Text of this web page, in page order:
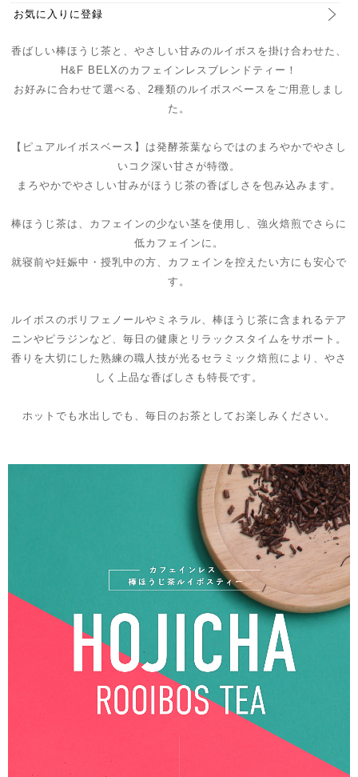
お気に入りに登録
香ばしい棒ほうじ茶と、やさしい甘みのルイボスを掛け合わせた、
H&F BELXのカフェインレスブレンドティー！
お好みに合わせて選べる、2種類のルイボスベースをご用意しまし
た。
【ピュアルイボスベース】は発酵茶葉ならではのまろやかでやさし
いコク深い甘さが特徴。
まろやかでやさしい甘みがほうじ茶の香ばしさを包み込みます。
棒ほうじ茶は、カフェインの少ない茎を使用し、強火焙煎でさらに
低カフェインに。
就寝前や妊娠中・授乳中の方、カフェインを控えたい方にも安心で
す。
ルイボスのポリフェノールやミネラル、棒ほうじ茶に含まれるテア
ニンやピラジンなど、毎日の健康とリラックスタイムをサポート。
香りを大切にした熟練の職人技が光るセラミック焙煎により、やさ
しく上品な香ばしさも特長です。
ホットでも水出しでも、毎日のお茶としてお楽しみください。